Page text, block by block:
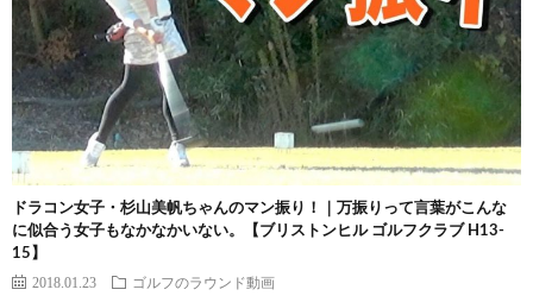
ドラコン女子・杉山美帆ちゃんのマン振り！｜万振りって言葉がこんな
に似合う女子もなかなかいない。【ブリストンヒル ゴルフクラブ H13-
15】
2018.01.23 ゴルフのラウンド動画